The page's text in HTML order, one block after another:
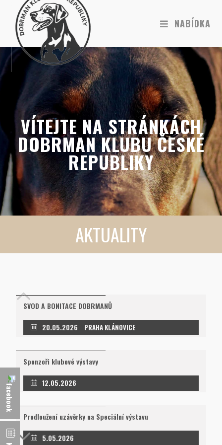
NABÍDKA
VÍTEJTE NA STRÁNKÁCH
DOBRMAN KLUBU ČESKÉ
REPUBLIKY
AKTUALITY
SVOD A BONITACE DOBRMANŮ
20.05.2026 PRAHA KLÁNOVICE
Sponzoři klubové výstavy
12.05.2026
Prodloužení uzávěrky na Speciální výstavu
5.05.2026